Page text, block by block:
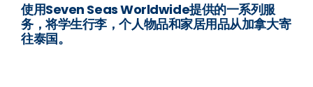
使用Seven Seas Worldwide提供的一系列服
务，将学生行李，个人物品和家居用品从加拿大寄
往泰国。